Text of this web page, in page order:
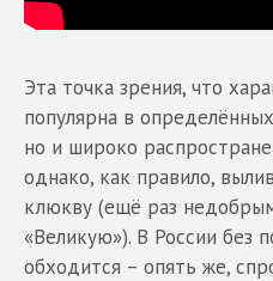
Эта точка зрения, что
популярна в
но и широко
однако, как правило,
клюкву (ещё раз
«Великую»). В России без
обходится – опять же,